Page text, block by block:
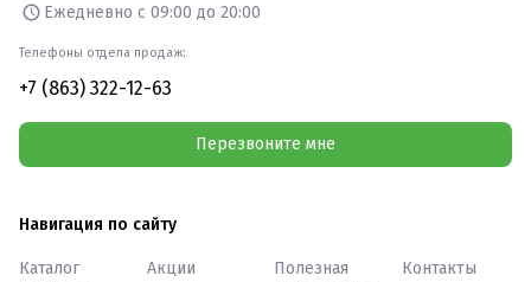
Ежедневно с 09:00 до 20:00
Телефоны отдела продаж:
+7 (863) 322-12-63
Перезвоните мне
Навигация по сайту
Каталог
Акции
Полезная
Контакты